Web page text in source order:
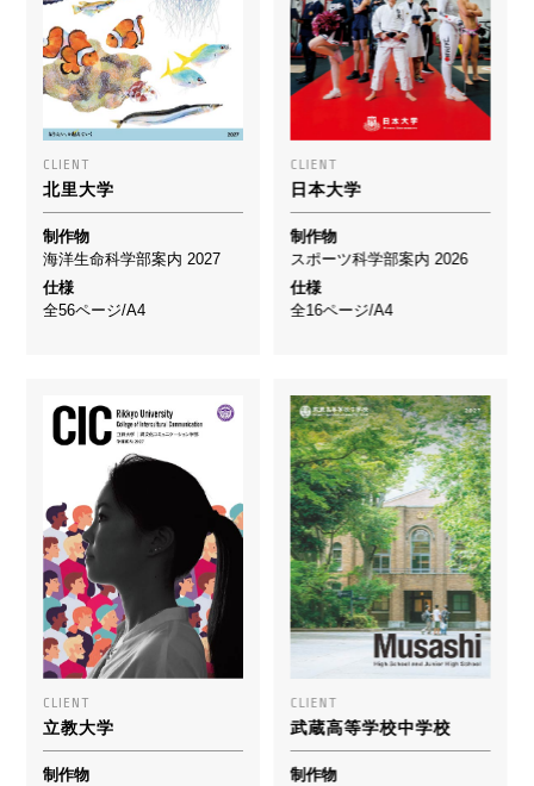
CLIENT
北里大学
制作物
海洋生命科学部案内 2027
仕様
全56ページ/A4
CLIENT
日本大学
制作物
スポーツ科学部案内 2026
仕様
全16ページ/A4
CLIENT
立教大学
制作物
CLIENT
武蔵高等学校中学校
制作物